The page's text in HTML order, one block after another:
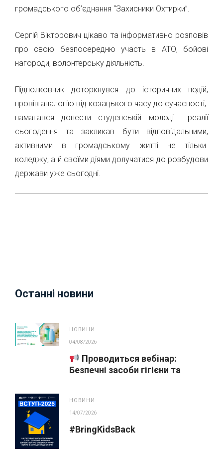
громадського об’єднання “Захисники Охтирки”.
Сергій Вікторович цікаво та інформативно розповів
про свою безпосередню участь в АТО, бойові
нагороди, волонтерську діяльність.
Підполковник доторкнувся до історичних подій,
провів аналогію від козацького часу до сучасності,
намагався донести студенській молоді реалії
сьогодення та закликав бути відповідальними,
активними в громадському житті не тільки
коледжу, а й своїми діями долучатися до розбудови
держави уже сьогодні.
Останні новини
НОВИНИ
04/08/2026
Проводиться вебінар:
Безпечні засоби гігієни та
НОВИНИ
14/07/2026
#BringKidsBack